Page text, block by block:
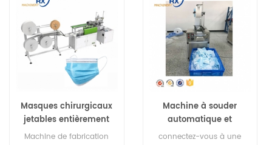
Masques chirurgicaux
jetables entièrement
automatiques faisant
Machine de fabrication
Machine à souder
automatique et
automatique pour
connectez-vous à une